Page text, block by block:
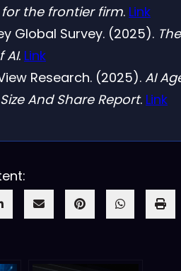
the frontier firm. Link
Global Survey. (2025). The
AI. Link
Research. (2025). AI
And Share Report. Link